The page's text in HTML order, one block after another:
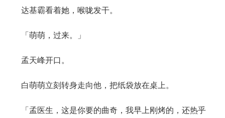
达基霸看着她，喉咙发干。
「萌萌，过来。」
孟天峰开口。
白萌萌立刻转身走向他，把纸袋放在桌上。
「孟医生，这是你要的曲奇，我早上刚烤的，还热乎